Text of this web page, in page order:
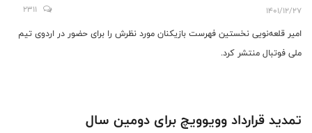
1401/12/27
2311
امیر قلعه‌نویی نخستین فهرست بازیکنان مورد نظرش را برای حضور در اردوی تیم
ملی فوتبال منتشر کرد.
تمدید قرارداد وویوویچ برای دومین سال